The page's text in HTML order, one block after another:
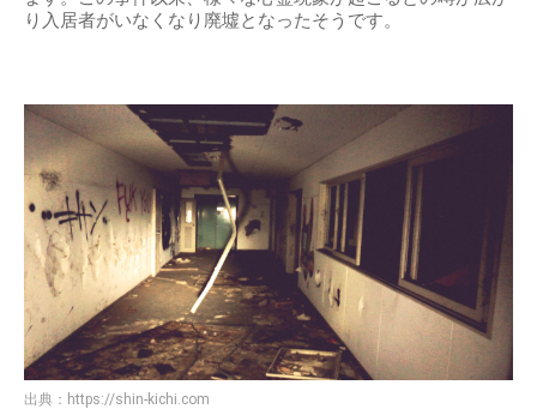
り入居者がいなくなり廃墟となったそうです。
出典： https://shin-kichi.com